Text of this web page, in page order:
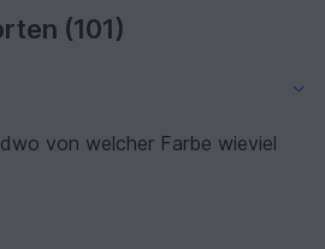
(101)
von welcher Farbe wieviel